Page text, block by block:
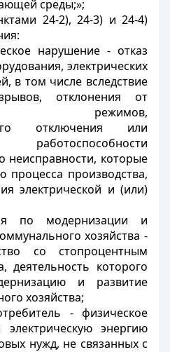
среды;»;
24-2), 24-3) и 24-4)
нарушение - отказ
электрических
в том числе вследствие
отклонения от
режимов,
отключения или
неисправности, которые
производства,
электрической и (или)
по модернизации и
хозяйства -
со стопроцентным
деятельность которого
и развитие
хозяйства;
- физическое
энергию
нужд, не связанных с